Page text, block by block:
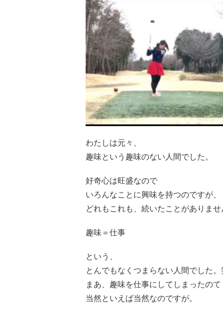
わたしは元々、
趣味という趣味のない人間でした。
好奇心は旺盛なので
いろんなことに興味を持つのですが、
どれもこれも、続いたことがありませ
趣味＝仕事
という、
とんでもなくつまらない人間でした。
まあ、趣味を仕事にしてしまったのて
当然といえば当然なのですが。